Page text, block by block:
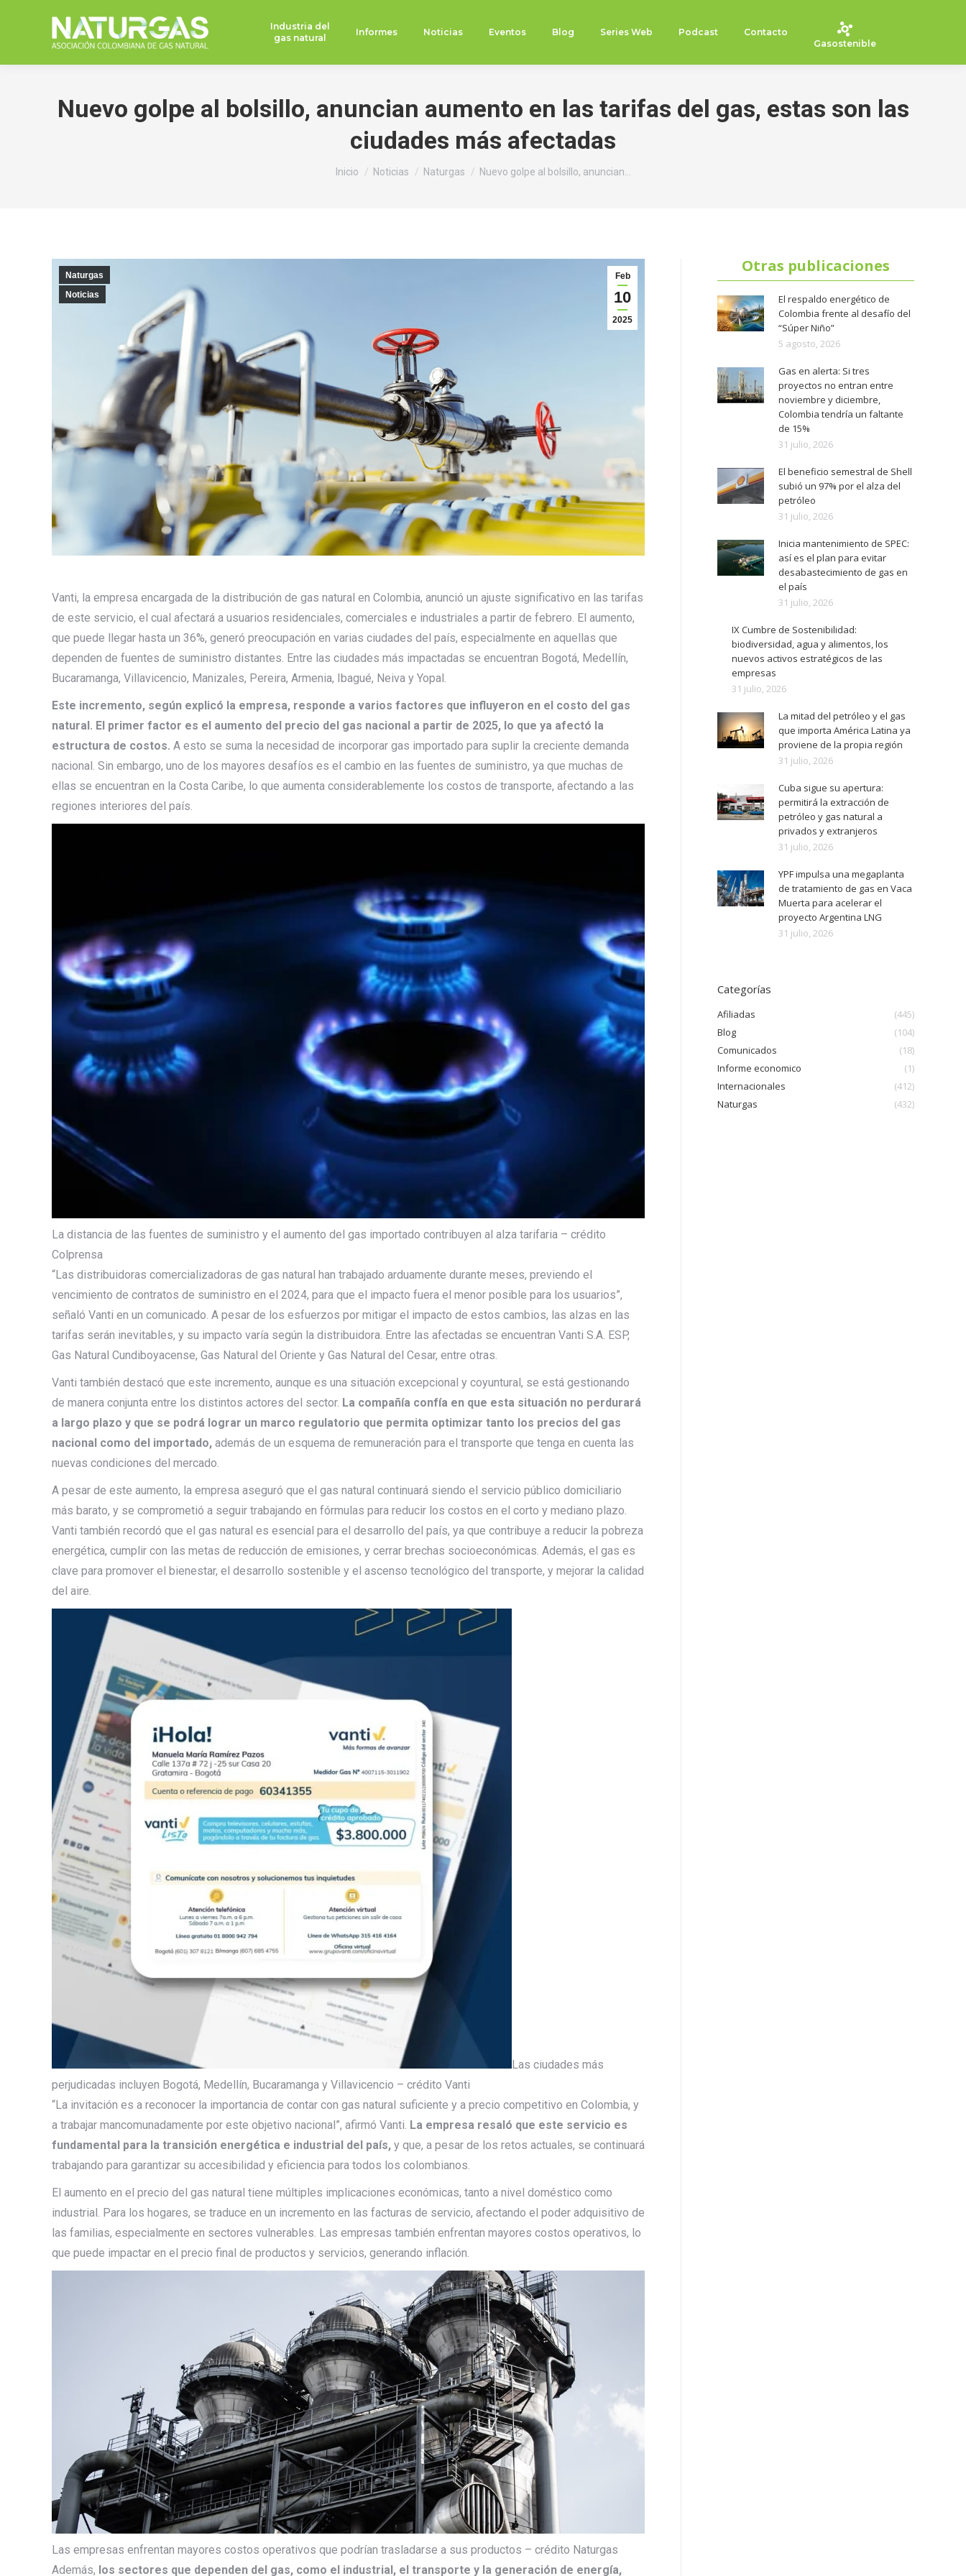
Industria del
gas natural
Informes Noticias Eventos Blog Series Web Podcast
Contacto
Gasostenible
Nuevo golpe al bolsillo, anuncian aumento en las tarifas del gas, estas son las
ciudades más afectadas
Estás aquí:
Inicio Noticias Naturgas Nuevo golpe al bolsillo, anuncian…
Feb
10
2025
Naturgas
Noticias
Vanti, la empresa encargada de la distribución de gas natural en Colombia, anunció un ajuste significativo en las tarifas
de este servicio, el cual afectará a usuarios residenciales, comerciales e industriales a partir de febrero. El aumento,
que puede llegar hasta un 36%, generó preocupación en varias ciudades del país, especialmente en aquellas que
dependen de fuentes de suministro distantes. Entre las ciudades más impactadas se encuentran Bogotá, Medellín,
Bucaramanga, Villavicencio, Manizales, Pereira, Armenia, Ibagué, Neiva y Yopal.
Este incremento, según explicó la empresa, responde a varios factores que influyeron en el costo del gas
natural. El primer factor es el aumento del precio del gas nacional a partir de 2025, lo que ya afectó la
estructura de costos. A esto se suma la necesidad de incorporar gas importado para suplir la creciente demanda
nacional. Sin embargo, uno de los mayores desafíos es el cambio en las fuentes de suministro, ya que muchas de
ellas se encuentran en la Costa Caribe, lo que aumenta considerablemente los costos de transporte, afectando a las
regiones interiores del país.
La distancia de las fuentes de suministro y el aumento del gas importado contribuyen al alza tarifaria – crédito
Colprensa
“Las distribuidoras comercializadoras de gas natural han trabajado arduamente durante meses, previendo el
vencimiento de contratos de suministro en el 2024, para que el impacto fuera el menor posible para los usuarios”,
señaló Vanti en un comunicado. A pesar de los esfuerzos por mitigar el impacto de estos cambios, las alzas en las
tarifas serán inevitables, y su impacto varía según la distribuidora. Entre las afectadas se encuentran Vanti S.A. ESP,
Gas Natural Cundiboyacense, Gas Natural del Oriente y Gas Natural del Cesar, entre otras.
Vanti también destacó que este incremento, aunque es una situación excepcional y coyuntural, se está gestionando
de manera conjunta entre los distintos actores del sector. La compañía confía en que esta situación no perdurará
a largo plazo y que se podrá lograr un marco regulatorio que permita optimizar tanto los precios del gas
nacional como del importado, además de un esquema de remuneración para el transporte que tenga en cuenta las
nuevas condiciones del mercado.
A pesar de este aumento, la empresa aseguró que el gas natural continuará siendo el servicio público domiciliario
más barato, y se comprometió a seguir trabajando en fórmulas para reducir los costos en el corto y mediano plazo.
Vanti también recordó que el gas natural es esencial para el desarrollo del país, ya que contribuye a reducir la pobreza
energética, cumplir con las metas de reducción de emisiones, y cerrar brechas socioeconómicas. Además, el gas es
clave para promover el bienestar, el desarrollo sostenible y el ascenso tecnológico del transporte, y mejorar la calidad
del aire.
Las ciudades más
perjudicadas incluyen Bogotá, Medellín, Bucaramanga y Villavicencio – crédito Vanti
“La invitación es a reconocer la importancia de contar con gas natural suficiente y a precio competitivo en Colombia, y
a trabajar mancomunadamente por este objetivo nacional”, afirmó Vanti. La empresa resaló que este servicio es
fundamental para la transición energética e industrial del país, y que, a pesar de los retos actuales, se continuará
trabajando para garantizar su accesibilidad y eficiencia para todos los colombianos.
El aumento en el precio del gas natural tiene múltiples implicaciones económicas, tanto a nivel doméstico como
industrial. Para los hogares, se traduce en un incremento en las facturas de servicio, afectando el poder adquisitivo de
las familias, especialmente en sectores vulnerables. Las empresas también enfrentan mayores costos operativos, lo
que puede impactar en el precio final de productos y servicios, generando inflación.
Las empresas enfrentan mayores costos operativos que podrían trasladarse a sus productos – crédito Naturgas
Además, los sectores que dependen del gas, como el industrial, el transporte y la generación de energía,
Otras publicaciones
El respaldo energético de
Colombia frente al desafío del
“Súper Niño”
5 agosto, 2026
Gas en alerta: Si tres
proyectos no entran entre
noviembre y diciembre,
Colombia tendría un faltante
de 15%
31 julio, 2026
El beneficio semestral de Shell
subió un 97% por el alza del
petróleo
31 julio, 2026
Inicia mantenimiento de SPEC:
así es el plan para evitar
desabastecimiento de gas en
el país
31 julio, 2026
IX Cumbre de Sostenibilidad:
biodiversidad, agua y alimentos, los
nuevos activos estratégicos de las
empresas
31 julio, 2026
La mitad del petróleo y el gas
que importa América Latina ya
proviene de la propia región
31 julio, 2026
Cuba sigue su apertura:
permitirá la extracción de
petróleo y gas natural a
privados y extranjeros
31 julio, 2026
YPF impulsa una megaplanta
de tratamiento de gas en Vaca
Muerta para acelerar el
proyecto Argentina LNG
31 julio, 2026
Categorías
Afiliadas
(445)
Blog
(104)
Comunicados
(18)
Informe economico
(1)
Internacionales
(412)
Naturgas
(432)